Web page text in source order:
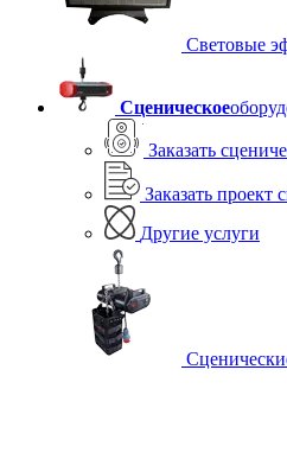
Световые
Сценическое
Заказать
Заказать проект
Другие услуги